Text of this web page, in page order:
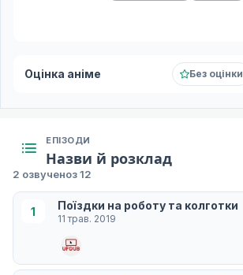
Оцінка аніме Без оцінки
ЕПІЗОДИ
Назви й розклад
2 озвученоз 12
1 Поїздки на роботу та колготки
11 трав. 2019